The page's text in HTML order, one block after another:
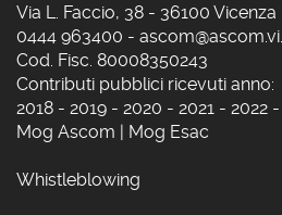
Via L. Faccio, 38 - 36100
0444 963400 -
Cod. Fisc. 80008350243
Contributi pubblici ricevuti anno:
2018 - 2019 - 2020 - 2021 - 2022 -
Mog Ascom | Mog Esac
Whistleblowing